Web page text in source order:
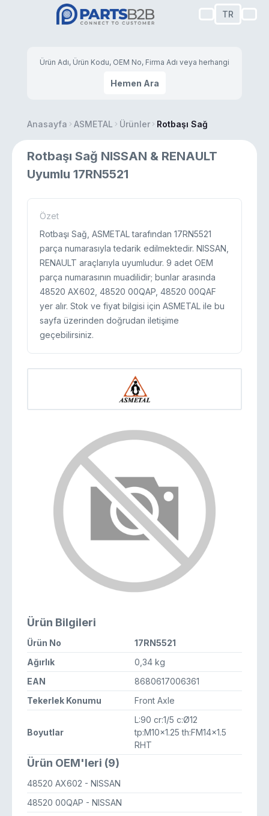
TR
Hemen Ara
Anasayfa ASMETAL Ürünler Rotbaşı Sağ
Rotbaşı Sağ NISSAN & RENAULT
Uyumlu 17RN5521
Özet
Rotbaşı Sağ, ASMETAL tarafından 17RN5521
parça numarasıyla tedarik edilmektedir. NISSAN,
RENAULT araçlarıyla uyumludur. 9 adet OEM
parça numarasının muadilidir; bunlar arasında
48520 AX602, 48520 00QAP, 48520 00QAF
yer alır. Stok ve fiyat bilgisi için ASMETAL ile bu
sayfa üzerinden doğrudan iletişime
geçebilirsiniz.
Ürün Bilgileri
Ürün No
17RN5521
Ağırlık
0,34 kg
EAN
8680617006361
Tekerlek Konumu
Front Axle
Boyutlar
L:90 cr:1/5 c:Ø12
tp:M10x1.25 th:FM14x1.5
RHT
Ürün OEM'leri (9)
48520 AX602 - NISSAN
48520 00QAP - NISSAN